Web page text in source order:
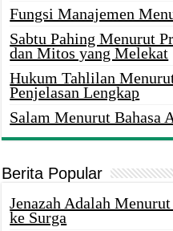
Fungsi Manajemen
Sabtu Pahing Menurut
dan Mitos yang Melekat
Hukum Tahlilan
Penjelasan Lengkap
Salam Menurut Bahasa
Berita Popular
Jenazah Adalah
ke Surga